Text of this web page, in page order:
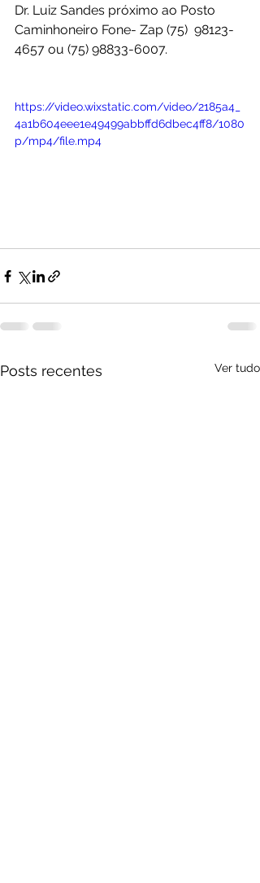
Dr. Luiz Sandes próximo ao Posto
Caminhoneiro Fone- Zap (75)  98123-
4657 ou (75) 98833-6007.
https://video.wixstatic.com/video/2185a4_
4a1b604eee1e49499abbffd6dbec4ff8/1080
p/mp4/file.mp4
Posts recentes Ver tudo